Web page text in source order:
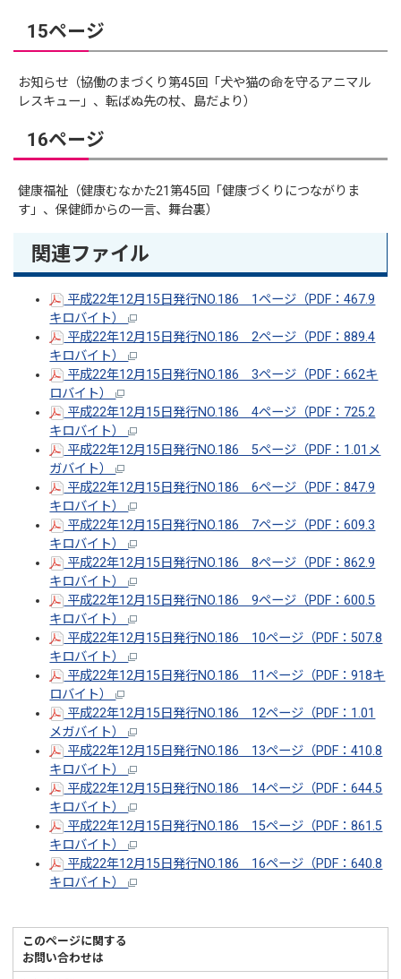
15ページ
お知らせ（協働のまづくり第45回「犬や猫の命を守るアニマル
レスキュー」、転ばぬ先の杖、島だより）
16ページ
健康福祉（健康むなかた21第45回「健康づくりにつながりま
す」、保健師からの一言、舞台裏）
関連ファイル
平成22年12月15日発行NO.186 1ページ（PDF：467.9
キロバイト）
平成22年12月15日発行NO.186 2ページ（PDF：889.4
キロバイト）
平成22年12月15日発行NO.186 3ページ（PDF：662キ
ロバイト）
平成22年12月15日発行NO.186 4ページ（PDF：725.2
キロバイト）
平成22年12月15日発行NO.186 5ページ（PDF：1.01メ
ガバイト）
平成22年12月15日発行NO.186 6ページ（PDF：847.9
キロバイト）
平成22年12月15日発行NO.186 7ページ（PDF：609.3
キロバイト）
平成22年12月15日発行NO.186 8ページ（PDF：862.9
キロバイト）
平成22年12月15日発行NO.186 9ページ（PDF：600.5
キロバイト）
平成22年12月15日発行NO.186 10ページ（PDF：507.8
キロバイト）
平成22年12月15日発行NO.186 11ページ（PDF：918キ
ロバイト）
平成22年12月15日発行NO.186 12ページ（PDF：1.01
メガバイト）
平成22年12月15日発行NO.186 13ページ（PDF：410.8
キロバイト）
平成22年12月15日発行NO.186 14ページ（PDF：644.5
キロバイト）
平成22年12月15日発行NO.186 15ページ（PDF：861.5
キロバイト）
平成22年12月15日発行NO.186 16ページ（PDF：640.8
キロバイト）
このページに関する
お問い合わせは